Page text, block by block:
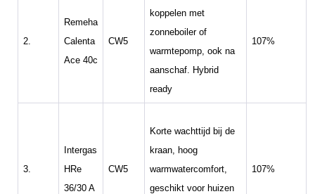
2.
Remeha
Calenta
Ace 40c
CW5
koppelen met
zonneboiler of
warmtepomp, ook na
aanschaf. Hybrid
ready
107%
3.
Intergas
HRe
36/30 A
CW5
Korte wachttijd bij de
kraan, hoog
warmwatercomfort,
geschikt voor huizen
107%